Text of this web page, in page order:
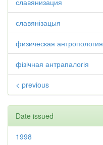
славянизация
славянізацыя
физическая антропология
фізічная антрапалогія
< previous
Date issued
1998